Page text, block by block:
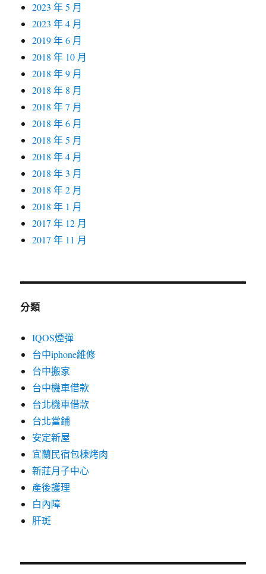
2023 年 5 月
2023 年 4 月
2019 年 6 月
2018 年 10 月
2018 年 9 月
2018 年 8 月
2018 年 7 月
2018 年 6 月
2018 年 5 月
2018 年 4 月
2018 年 3 月
2018 年 2 月
2018 年 1 月
2017 年 12 月
2017 年 11 月
分類
IQOS煙彈
台中iphone維修
台中搬家
台中機車借款
台北機車借款
台北當鋪
安定新屋
宜蘭民宿包棟烤肉
新莊月子中心
產後護理
白內障
肝斑